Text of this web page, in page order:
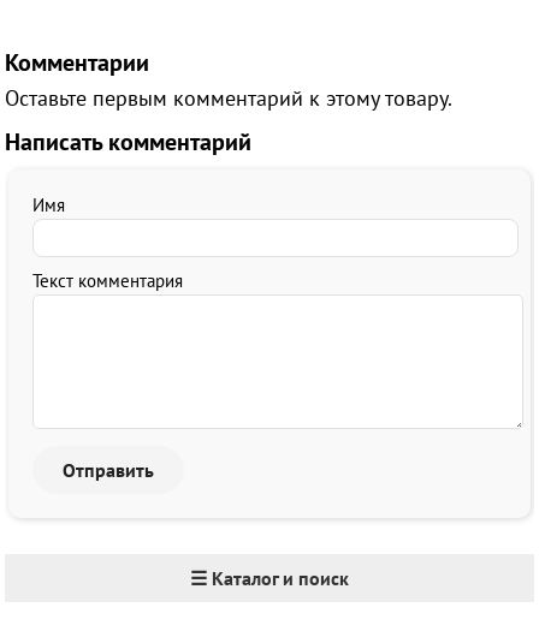
Комментарии
Оставьте первым комментарий к этому товару.
Написать комментарий
Имя
Текст комментария
☰ Каталог и поиск